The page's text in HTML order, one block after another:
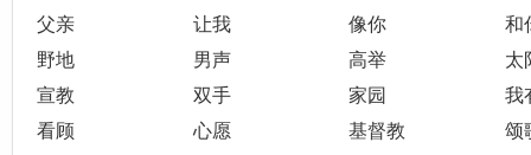
父亲
让我 像你
和
野地
男声 高举
太
宣教
双手 家园
我
看顾
心愿 基督教
颂